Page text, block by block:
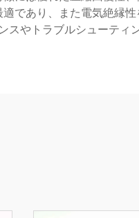
であり、また電気絶縁
スやトラブルシューティ